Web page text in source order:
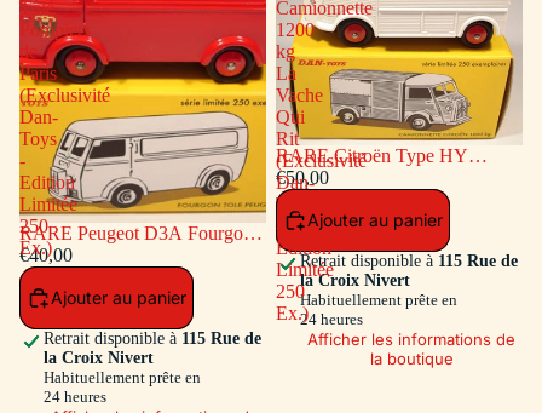
Tôlé
Pompiers
de
Paris
(Exclusivité
Dan-
Toys
-
Edition
Limitée
250
Ex.)
RARE Peugeot D3A Fourgon
Tôlé Pompiers de Paris
(Exclusivité Dan-Toys - Edition
Limitée 250 Ex.)
€40,00
Ajouter au panier
Retrait disponible à 115 Rue de
la Croix Nivert
Habituellement prête en
24 heures
Camionnette
1200
kg
La
Vache
Qui
Rit
(Exclusivité
Dan-
Toys
-
Edition
Limitée
250
Ex.)
RARE Citroën Type HY
Camionnette 1200 kg La Vache
Qui Rit (Exclusivité Dan-Toys -
Edition Limitée 250 Ex.)
€50,00
Ajouter au panier
Retrait disponible à 115 Rue de
la Croix Nivert
Habituellement prête en
24 heures
Afficher les informations de
la boutique